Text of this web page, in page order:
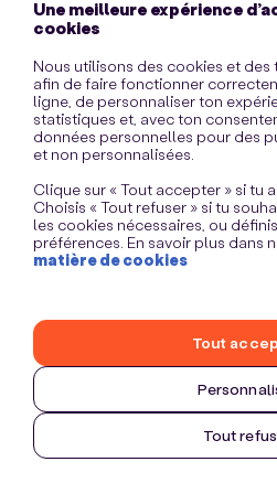
Une meilleure expérience
cookies
Nous utilisons des cookies et
afin de faire fonctionner
ligne, de personnaliser ton
statistiques et, avec ton
données personnelles pour des
et non personnalisées.
Clique sur « Tout accepter » si tu
Choisis « Tout refuser » si tu
les cookies nécessaires, ou
préférences. En savoir plus dans
matière de cookies
Tout
Tout